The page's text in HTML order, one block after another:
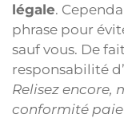
légale.
phrase pour
sauf vous. De
responsabilité
Relisez encore,
conformité